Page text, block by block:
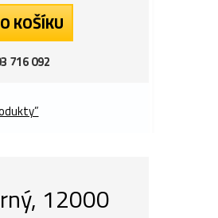
KOŠÍKU
716 092
12000